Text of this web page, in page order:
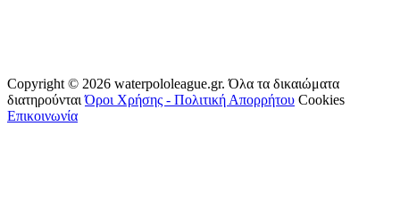
Copyright © 2026 waterpololeague.gr. Όλα τα δικαιώματα
διατηρούνταιΌροι Χρήσης - Πολιτική Απορρήτου Cookies
Επικοινωνία